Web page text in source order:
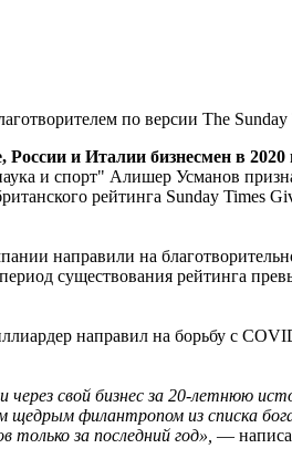
и Италии бизнесмен в
и спорт" Алишер Усманов
рейтинга Sunday Times
направили на
существования рейтинга
направил на борьбу с
свой бизнес за 20-летнюю
щедрым филантропом из списка
только за последний год», —